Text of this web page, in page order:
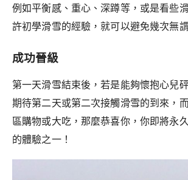
例如平衡感、重心、深蹲等，或是看些
許初學滑雪的經驗，就可以避免幾次無
成功晉級
第一天滑雪結束後，若是能夠懷抱心兒
期待第二天或第二次接觸滑雪的到來，
區購物或大吃，那麼恭喜你，你即將永
的體驗之一！